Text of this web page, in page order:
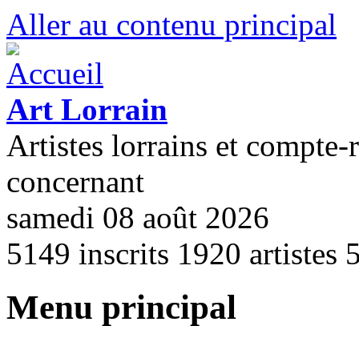
Aller au contenu principal
Art Lorrain
Artistes lorrains et compte-
concernant
samedi 08 août 2026
5149 inscrits 1920 artistes
Menu principal